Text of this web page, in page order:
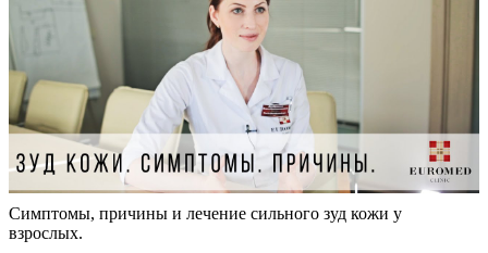
Симптомы, причины и лечение сильного зуд кожи у
взрослых.